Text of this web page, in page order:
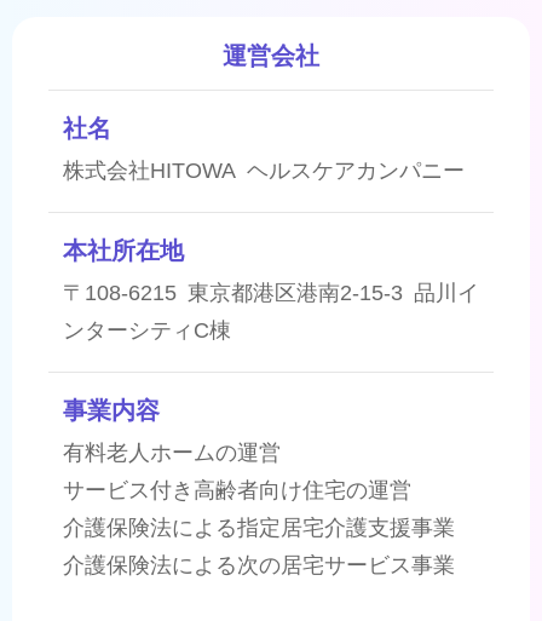
運営会社
社名
株式会社HITOWA ヘルスケアカンパニー
本社所在地
〒108-6215 東京都港区港南2-15-3 品川イ
ンターシティC棟
事業内容
有料老人ホームの運営
サービス付き高齢者向け住宅の運営
介護保険法による指定居宅介護支援事業
介護保険法による次の居宅サービス事業